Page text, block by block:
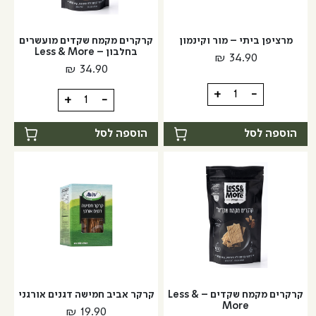
מרציפן ביתי – מור וקינמון
₪ 34.90
-
כמות
של
מרציפן
מור
וקינמון
+
הוספה לסל
קרקרים מקמח שקדים מועשרים
בחלבון – Less & More
₪ 34.90
-
כמות
של
קרקרים
מקמח
מועשרים
בחלבון
Less
&
+
הוספה לסל
קרקרים מקמח שקדים – Less &
More
קרקר אביב חמישה דגנים אורגני
₪ 19.90